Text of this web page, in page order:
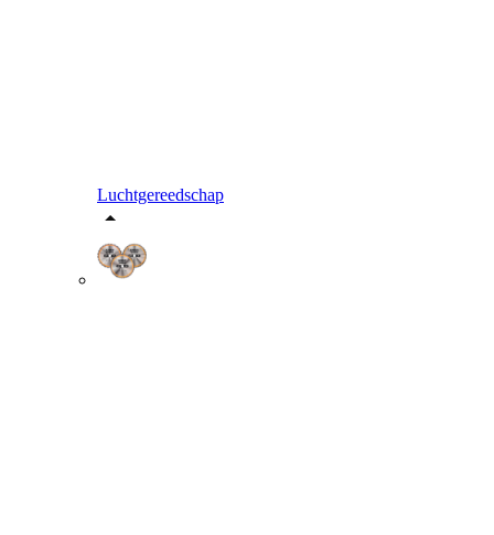
Luchtgereedschap